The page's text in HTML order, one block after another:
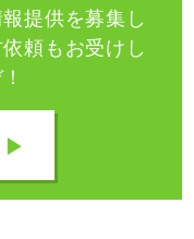
提供を募集し
頼もお受けし
▶